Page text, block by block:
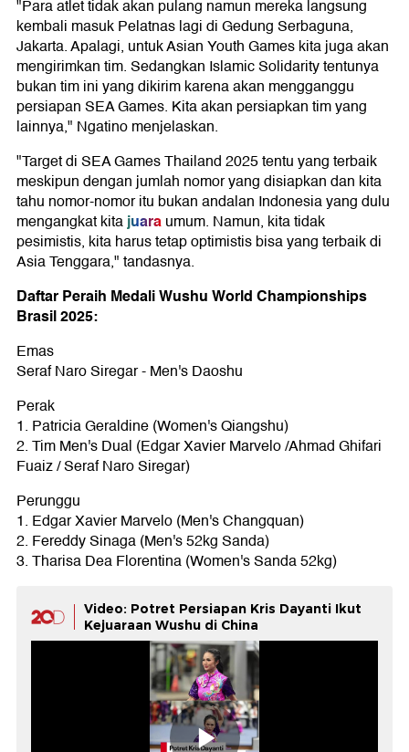
"Para atlet tidak akan pulang namun mereka langsung
kembali masuk Pelatnas lagi di Gedung Serbaguna,
Jakarta. Apalagi, untuk Asian Youth Games kita juga akan
mengirimkan tim. Sedangkan Islamic Solidarity tentunya
bukan tim ini yang dikirim karena akan mengganggu
persiapan SEA Games. Kita akan persiapkan tim yang
lainnya," Ngatino menjelaskan.
"Target di SEA Games Thailand 2025 tentu yang terbaik
meskipun dengan jumlah nomor yang disiapkan dan kita
tahu nomor-nomor itu bukan andalan Indonesia yang dulu
mengangkat kitajuaraumum. Namun, kita tidak
pesimistis, kita harus tetap optimistis bisa yang terbaik di
Asia Tenggara," tandasnya.
Daftar Peraih Medali Wushu World Championships
Brasil 2025:
Emas
Seraf Naro Siregar - Men's Daoshu
Perak
1. Patricia Geraldine (Women's Qiangshu)
2. Tim Men's Dual (Edgar Xavier Marvelo /Ahmad Ghifari
Fuaiz / Seraf Naro Siregar)
Perunggu
1. Edgar Xavier Marvelo (Men's Changquan)
2. Fereddy Sinaga (Men's 52kg Sanda)
3. Tharisa Dea Florentina (Women's Sanda 52kg)
Video: Potret Persiapan Kris Dayanti Ikut
Kejuaraan Wushu di China